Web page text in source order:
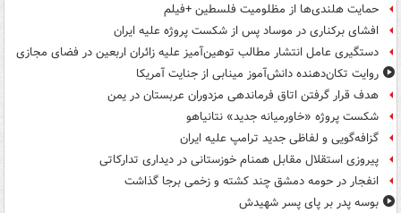
حمایت هلندی‌ها از مظلومیت فلسطین +فیلم
افشای برکناری در موساد پس از شکست پروژه علیه ایران
دستگیری عامل انتشار مطالب توهین‌آمیز علیه زائران اربعین در فضای مجازی
روایت تکان‌دهنده دانش‌آموز مینابی از جنایت آمریکا
هدف قرار گرفتن اتاق‌ فرماندهی مزدوران عربستان در یمن
شکست پروژه «خاورمیانه جدید» نتانیاهو
گزافه‌گویی و لفاظی جدید ترامپ علیه ایران
پیروزی استقلال مقابل همنام خوزستانی در دیداری تدارکاتی
انفجار در حومه دمشق چند کشته و زخمی برجا گذاشت
بوسه‌ پدر بر پای پسر شهیدش